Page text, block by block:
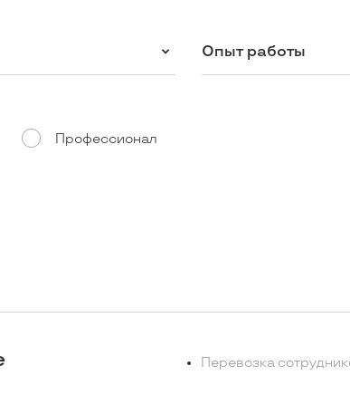
Опыт работы
Профессионал
Перевозка